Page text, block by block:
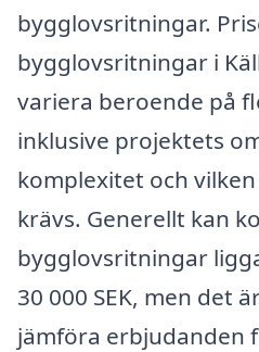
bygglovsritningar.
bygglovsritningar i
variera beroende på
inklusive projektets
komplexitet och
krävs. Generellt kan
bygglovsritningar
30 000 SEK, men det
jämföra erbjudanden